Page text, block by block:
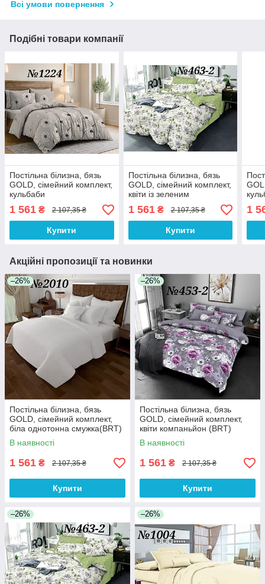
Всі умови повернення
Подібні товари компанії
Постільна білизна, бязь
GOLD, сімейний комплект,
кульбаби
1 561 ₴ 2 107,35 ₴
Купити
Постільна білизна, бязь
GOLD, сімейний комплект,
квіти із зеленим
компаньйоном(BRT)
1 561₴ 2 107,35 ₴
Купити
1
Акційні пропозиції та новинки
–26%
Постільна білизна, бязь
GOLD, сімейний комплект,
біла однотонна смужка(BRT)
В наявності
1 561 ₴ 2 107,35 ₴
Купити
–26%
Постільна білизна, бязь
GOLD, сімейний комплект,
квіти компаньйон (BRT)
В наявності
1 561 ₴ 2 107,35 ₴
Купити
–26% –26%